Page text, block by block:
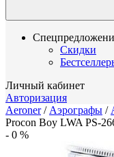
Скидки
Личный кабинет
Авторизация
Aeroner/ Аэрографы /
Procon Boy LWA PS-
- 0 %